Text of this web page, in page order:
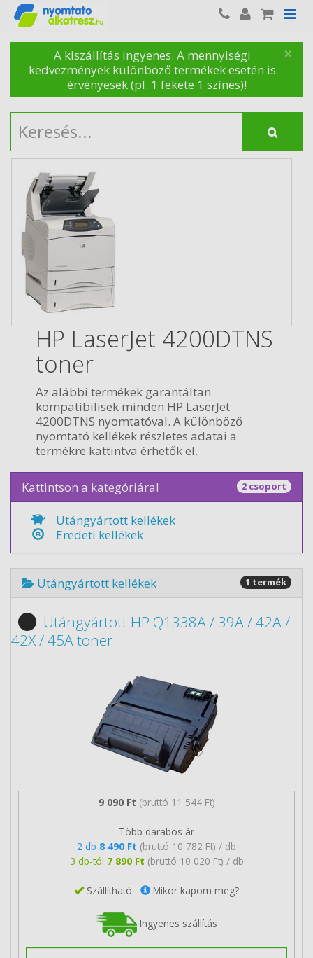
×
A kiszállítás ingyenes. A mennyiségi
kedvezmények különböző termékek esetén is
érvényesek (pl. 1 fekete 1 színes)!
HP LaserJet 4200DTNS
toner
Az alábbi termékek garantáltan
kompatibilisek minden HP LaserJet
4200DTNS nyomtatóval. A különböző
nyomtató kellékek részletes adatai a
termékre kattintva érhetők el.
Kattintson a kategóriára! 2 csoport
Utángyártott kellékek
Eredeti kellékek
Utángyártott kellékek 1 termék
Utángyártott HP Q1338A / 39A / 42A /
42X / 45A toner
9 090 Ft (bruttó 11 544 Ft)
Több darabos ár
2 db 8 490 Ft (bruttó 10 782 Ft) / db
3 db-tól 7 890 Ft (bruttó 10 020 Ft) / db
Szállítható Mikor kapom meg?
Ingyenes szállítás